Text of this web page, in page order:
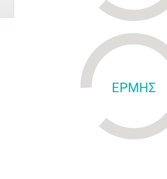
ΕΡΜΗΣ